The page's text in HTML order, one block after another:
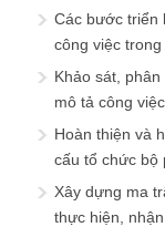
Các bước triển
công việc
Khảo sát,
mô tả công việc
Hoàn thiện và
cấu tổ chức bộ
Xây dựng ma
thực hiện,